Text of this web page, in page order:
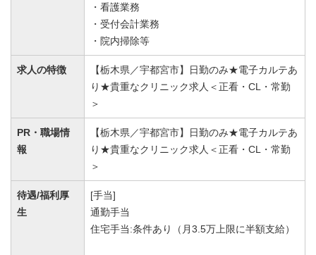
・看護業務
・受付会計業務
・院内掃除等
求人の特徴
【栃木県／宇都宮市】日勤のみ★電子カルテあ
り★貴重なクリニック求人＜正看・CL・常勤
＞
PR・職場情
報
【栃木県／宇都宮市】日勤のみ★電子カルテあ
り★貴重なクリニック求人＜正看・CL・常勤
＞
待遇/福利厚
生
[手当]
通勤手当
住宅手当:条件あり（月3.5万上限に半額支給）